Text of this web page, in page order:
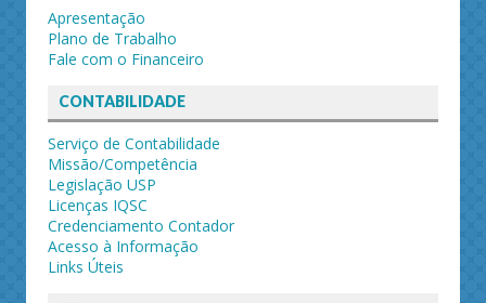
Apresentação
Plano de Trabalho
Fale com o Financeiro
CONTABILIDADE
Serviço de Contabilidade
Missão/Competência
Legislação USP
Licenças IQSC
Credenciamento Contador
Acesso à Informação
Links Úteis